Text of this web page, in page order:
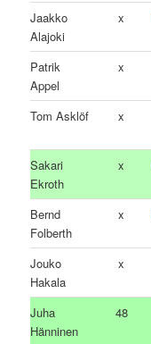
Jaakko
Alajoki
x
Patrik
Appel
x
Tom Asklöf x
Sakari
Ekroth
x
Bernd
Folberth
x
Jouko
Hakala
x
Juha
Hänninen
48